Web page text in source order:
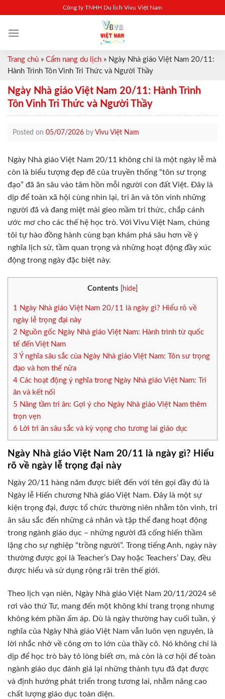
content
Công ty TNHH Du lịch Vivu Việt Nam
Trang chủ » Cẩm nang du lịch » Ngày Nhà giáo Việt Nam 20/11:
Hành Trình Tôn Vinh Tri Thức và Người Thầy
Ngày Nhà giáo Việt Nam 20/11: Hành Trình
Tôn Vinh Tri Thức và Người Thầy
Posted on 05/07/2026 by Vivu Việt Nam
Ngày Nhà giáo Việt Nam 20/11 không chỉ là một ngày lễ mà
còn là biểu tượng đẹp đẽ của truyền thống “tôn sư trọng
đạo” đã ăn sâu vào tâm hồn mỗi người con đất Việt. Đây là
dịp để toàn xã hội cùng nhìn lại, tri ân và tôn vinh những
người đã và đang miệt mài gieo mầm tri thức, chắp cánh
ước mơ cho các thế hệ học trò. Với Vivu Việt Nam, chúng
tôi tự hào đồng hành cùng bạn khám phá sâu hơn về ý
nghĩa lịch sử, tầm quan trọng và những hoạt động đầy xúc
động trong ngày đặc biệt này.
Contents hide
1
Ngày Nhà giáo Việt Nam 20/11 là ngày gì? Hiểu rõ về
ngày lễ trọng đại này
2 Nguồn gốc Ngày Nhà giáo Việt Nam: Hành trình từ quốc
tế đến Việt Nam
3 Ý nghĩa sâu sắc của Ngày Nhà giáo Việt Nam: Tôn sư trọng
đạo và hơn thế nữa
4 Các hoạt động ý nghĩa trong Ngày Nhà giáo Việt Nam: Tri
ân và kết nối
5 Nâng tầm tri ân: Gợi ý cho Ngày Nhà giáo Việt Nam thêm
trọn vẹn
6 Lời tri ân sâu sắc và kỳ vọng cho tương lai giáo dục
Ngày Nhà giáo Việt Nam 20/11 là ngày gì? Hiểu
rõ về ngày lễ trọng đại này
Ngày 20/11 hàng năm được biết đến với tên gọi đầy đủ là
Ngày lễ Hiến chương Nhà giáo Việt Nam. Đây là một sự
kiện trọng đại, được tổ chức thường niên nhằm tôn vinh, tri
ân sâu sắc đến những cá nhân và tập thể đang hoạt động
trong ngành giáo dục – những người đã cống hiến thầm
lặng cho sự nghiệp “trồng người”. Trong tiếng Anh, ngày này
thường được gọi là Teacher’s Day hoặc Teachers’ Day, đều
được hiểu và sử dụng rộng rãi trên thế giới.
Theo lịch vạn niên, Ngày Nhà giáo Việt Nam 20/11/2024 sẽ
rơi vào thứ Tư, mang đến một không khí trang trọng nhưng
không kém phần ấm áp. Dù là ngày thường hay cuối tuần, ý
nghĩa của Ngày Nhà giáo Việt Nam vẫn luôn vẹn nguyên, là
lời nhắc nhở về công ơn to lớn của thầy cô. Nó không chỉ là
dịp để học trò bày tỏ lòng biết ơn, mà còn là cơ hội để toàn
ngành giáo dục đánh giá lại những thành tựu đã đạt được
và định hướng phát triển trong tương lai, nhằm nâng cao
chất lượng giáo dục toàn diện.